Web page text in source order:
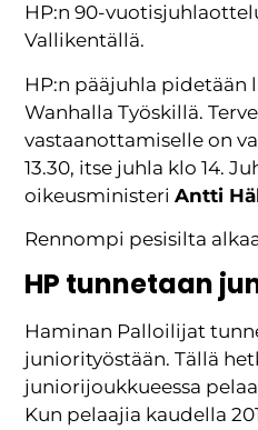
HP:n 90-
Vallikentällä.
HP:n pääjuhla pidetään
Wanhalla Työskillä.
vastaanottamiselle on
13.30, itse juhla klo 14.
oikeusministeriAntti
Rennompi pesisilta
HP tunnetaan
Haminan Palloilijat
juniorityöstään. Tällä
juniorijoukkueessa
Kun pelaajia kaudella